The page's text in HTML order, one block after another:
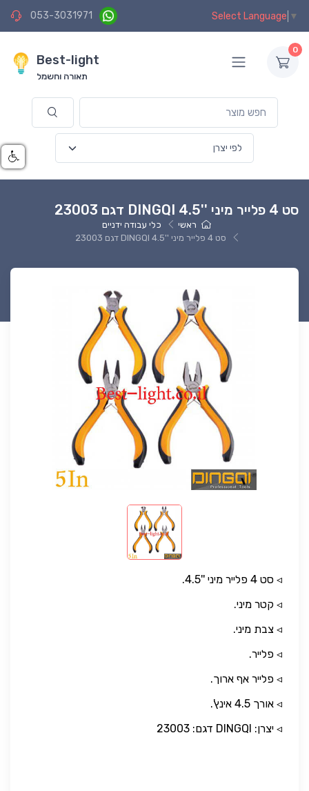
053-3031971 Select Language ▼
Best-light
תאורה וחשמל
0
סט 4 פלייר מיני ''DINGQI 4.5 דגם 23003
ראשי
כלי עבודה ידניים
סט 4 פלייר מיני ''DINGQI 4.5 דגם 23003
◃ סט 4 פלייר מיני ''4.5.
◃ קטר מיני.
◃ צבת מיני.
◃ פלייר.
◃ פלייר אף ארוך.
◃ אורך 4.5 אינץ'.
◃ יצרן: DINGQI דגם: 23003